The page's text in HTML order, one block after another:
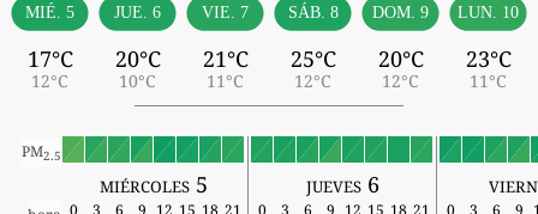
MIÉ. 5
17°C
12°C
JUE. 6
20°C
10°C
VIE. 7
21°C
11°C
SÁB. 8
25°C
12°C
DOM. 9
20°C
12°C
LUN. 10
23°C
11°C
PM2.5
miércoles 5 jueves 6
0 3 6 9 12 15 18 21 0 3 6 9 12 15 18 21 0 3 6 9